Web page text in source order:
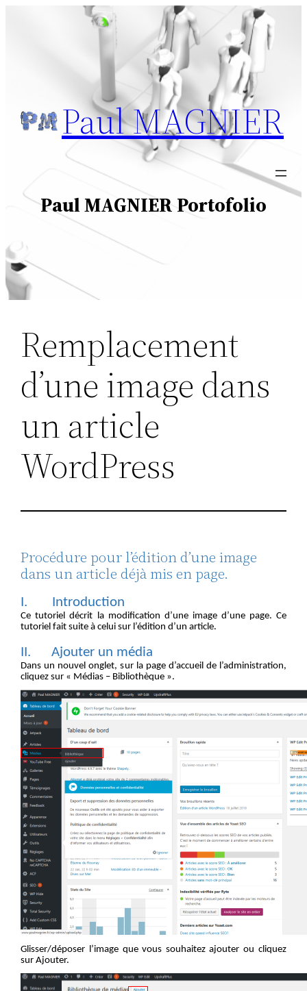
Paul MAGNIER
Paul MAGNIER Portofolio
Remplacement
d’une image dans
un article
WordPress
Procédure pour l’édition d’une image
dans un article déjà mis en page.
I. Introduction
Ce tutorieldécrit la modification d’une image d’une page. Ce
tutoriel fait suite à celui sur l’édition d’un article.
II. Ajouter un média
Dans un nouvel onglet, sur la page d’accueil de l’administration,
cliquez sur « Médias – Bibliothèque ».
Glisser/déposer l’image que vous souhaitez ajouter ou cliquez
sur Ajouter.